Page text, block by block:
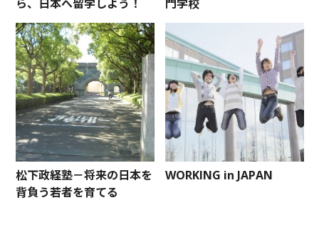
ら、日本へ留学しよう！
門学校
松下政経塾－将来の日本を
背負う若者を育てる
WORKING in JAPAN